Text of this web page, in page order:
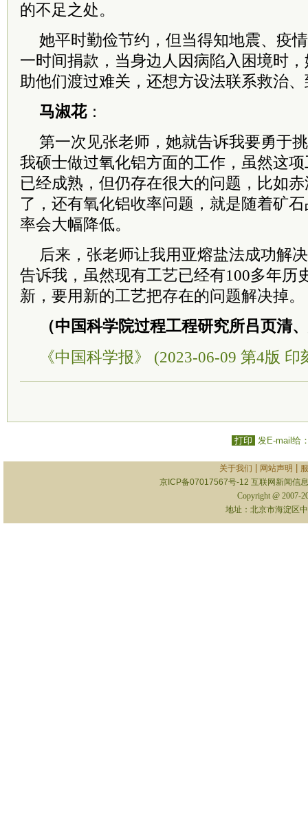
的不足之处。
她平时勤俭节约，但当得知地震、疫
一时间捐款，当身边人因病陷入困境时
助他们渡过难关，还想方设法联系救治
马淑花：
第一次见张老师，她就告诉我要勇于
我硕士做过氧化铝方面的工作，虽然这
已经成熟，但仍存在很大的问题，比如
了，还有氧化铝收率问题，就是随着矿
率会大幅降低。
后来，张老师让我用亚熔盐法成功解
告诉我，虽然现有工艺已经有100多年历
新，要用新的工艺把存在的问题解决掉。
（中国科学院过程工程研究所吕页清
《中国科学报》 (2023-06-09 第4版 印
打印 发E-mail给
关于我们 网站声明
京ICP备07017567号-12 互联网新闻信
Copyright @ 2007-
地址：北京市海淀区